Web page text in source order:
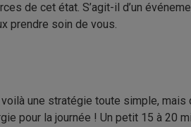
de cet état. S’agit-il d’un
prendre soin de vous.
une stratégie toute simple,
pour la journée ! Un petit 15 à 20